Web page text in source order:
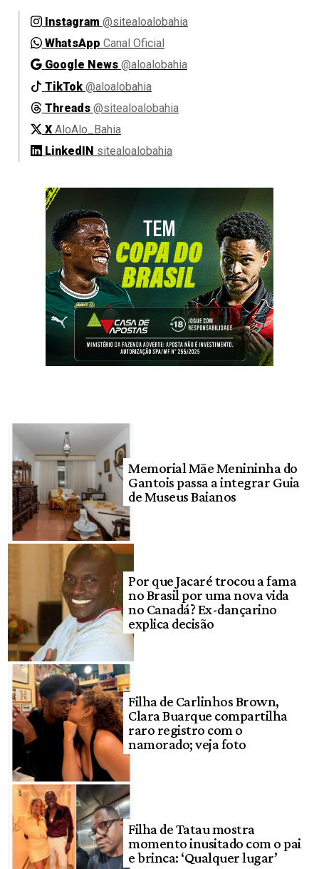
Instagram @sitealoalobahia
WhatsApp Canal Oficial
Google News @aloalobahia
TikTok @aloalobahia
Threads @sitealoalobahia
X AloAlo_Bahia
LinkedIN sitealoalobahia
Memorial Mãe Menininha do
Gantois passa a integrar Guia
de Museus Baianos
Por que Jacaré trocou a fama
no Brasil por uma nova vida
no Canadá? Ex-dançarino
explica decisão
Filha de Carlinhos Brown,
Clara Buarque compartilha
raro registro com o
namorado; veja foto
Filha de Tatau mostra
momento inusitado com o pai
e brinca: ‘Qualquer lugar’